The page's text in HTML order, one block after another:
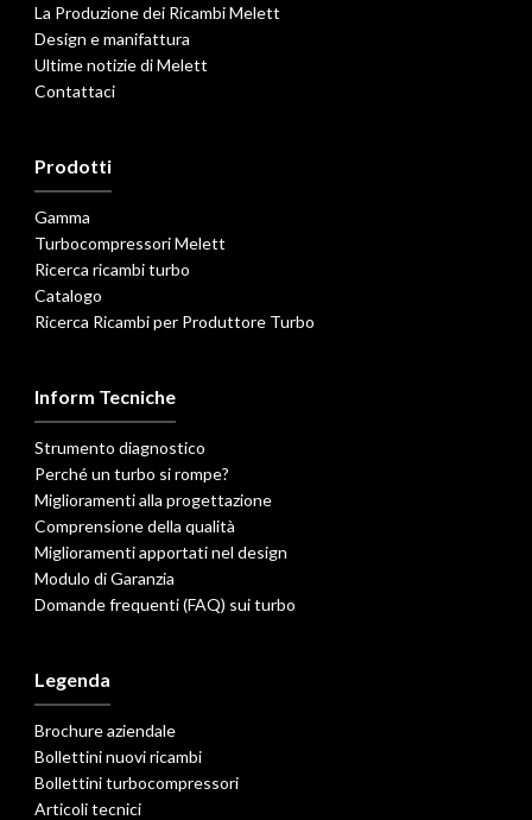
La Produzione dei Ricambi Melett
Design e manifattura
Ultime notizie di Melett
Contattaci
Prodotti
Gamma
Turbocompressori Melett
Ricerca ricambi turbo
Catalogo
Ricerca Ricambi per Produttore Turbo
Inform Tecniche
Strumento diagnostico
Perché un turbo si rompe?
Miglioramenti alla progettazione
Comprensione della qualità
Miglioramenti apportati nel design
Modulo di Garanzia
Domande frequenti (FAQ) sui turbo
Legenda
Brochure aziendale
Bollettini nuovi ricambi
Bollettini turbocompressori
Articoli tecnici